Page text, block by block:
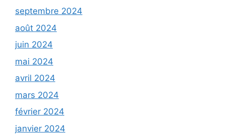
septembre 2024
août 2024
juin 2024
mai 2024
avril 2024
mars 2024
février 2024
janvier 2024